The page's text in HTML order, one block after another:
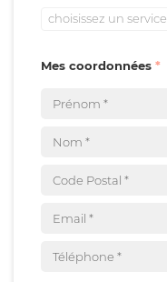
choisissez un service
Mes coordonnées